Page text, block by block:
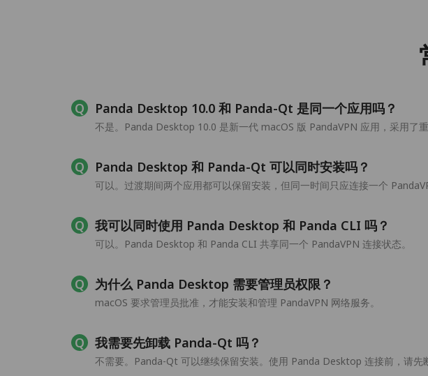
Panda Desktop 10.0 和 Panda-Qt 是同一个应用吗？
不是。Panda Desktop 10.0 是新一代 macOS 版 PandaVPN 应用，采用了重
Panda Desktop 和 Panda-Qt 可以同时安装吗？
可以。过渡期间两个应用都可以保留安装，但同一时间只应连接一个
我可以同时使用 Panda Desktop 和 Panda CLI 吗？
可以。Panda Desktop 和 Panda CLI 共享同一个 PandaVPN 连接状态。
为什么 Panda Desktop 需要管理员权限？
macOS 要求管理员批准，才能安装和管理 PandaVPN 网络服务。
我需要先卸载 Panda-Qt 吗？
不需要。Panda-Qt 可以继续保留安装。使用 Panda Desktop 连接前，请先